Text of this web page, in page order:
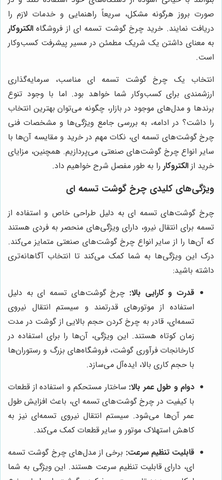
صورت بروز هرگونه مشکل، سریعاً راهنمایی و خدمات لازم را
دریافت نمایند. خرید چرخ گوشت تسمه ای از فروشگاه الکتروکار
به معنای داشتن یک شریک مطمئن در مسیر پیشرفت کسب‌وکار
است.
انتخاب یک چرخ گوشت تسمه ای مناسب، سرمایه‌گذاری
ارزشمندی برای کسب‌وکار شما خواهد بود. اما با وجود تنوع
برندها و مدل‌های موجود در بازار، چگونه می‌توان بهترین انتخاب
را داشت؟ در ادامه، به بررسی جامع ویژگی‌ها و مشخصات فنی
چرخ گوشت‌های تسمه ای، نکات مهم در خرید و مقایسه آن‌ها با
سایر انواع چرخ گوشت‌های صنعتی می‌پردازیم. همچنین، مزایای
خرید از الکتروکار را به طور مفصل شرح خواهیم داد.
ویژگی‌های کلیدی چرخ گوشت تسمه ای
چرخ گوشت‌های تسمه ای به دلیل طراحی خاص و استفاده از
تسمه برای انتقال نیرو، دارای ویژگی‌های منحصر به فردی هستند
که آن‌ها را از سایر انواع چرخ گوشت‌های صنعتی متمایز می‌کند.
درک این ویژگی‌ها به شما کمک می‌کند تا انتخاب آگاهانه‌تری
داشته باشید:
قدرت و کارایی بالا: چرخ گوشت‌های تسمه ای به دلیل
استفاده از موتورهای قدرتمند و سیستم انتقال نیروی
تسمه‌ای، قادر به چرخ کردن حجم بالایی از گوشت در مدت
زمان کوتاه هستند. این ویژگی، آن‌ها را برای استفاده در
کارخانجات فرآوری گوشت، فروشگاه‌های بزرگ و رستوران‌ها
با حجم کاری بالا، ایده‌آل می‌سازد.
دوام و طول عمر بالا: ساختار مستحکم و استفاده از قطعات
با کیفیت در چرخ گوشت‌های تسمه ای، باعث افزایش طول
عمر آن‌ها می‌شود. سیستم انتقال نیروی تسمه‌ای نیز به
کاهش استهلاک موتور و سایر قطعات کمک می‌کند.
قابلیت تنظیم سرعت: برخی از مدل‌های چرخ گوشت تسمه
ای، دارای قابلیت تنظیم سرعت هستند. این ویژگی به شما